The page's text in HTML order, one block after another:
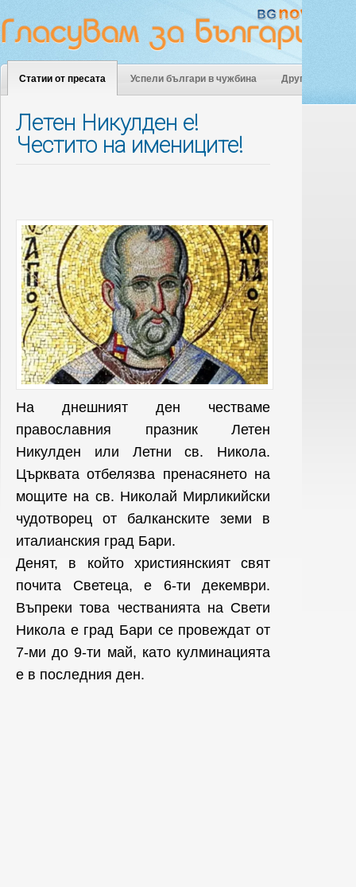
Статии от пресата Успели българи в чужбина Други
Летен Никулден е!
Честито на имениците!
На днешният ден честваме
православния празник Летен
Никулден или Летни св. Никола.
Църквата отбелязва пренасянето на
мощите на св. Николай Мирликийски
чудотворец от балканските земи в
италианския град Бари.
Денят, в който християнският свят
почита Светеца, е 6-ти декември.
Въпреки това честванията на Свети
Никола е град Бари се провеждат от
7-ми до 9-ти май, като кулминацията
е в последния ден.